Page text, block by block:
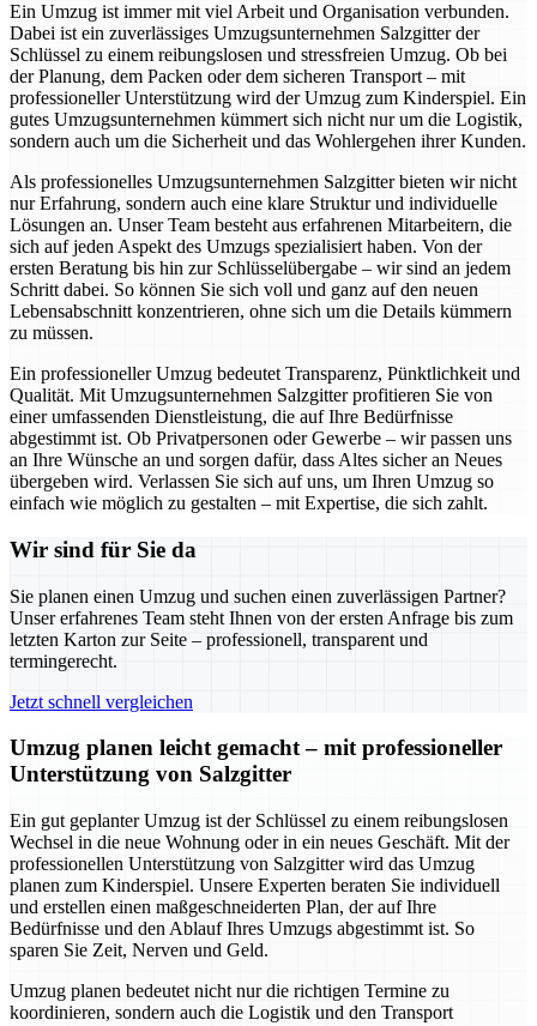
Ein Umzug ist immer mit viel Arbeit und Organisation verbunden.
Dabei ist ein zuverlässiges Umzugsunternehmen Salzgitter der
Schlüssel zu einem reibungslosen und stressfreien Umzug. Ob bei
der Planung, dem Packen oder dem sicheren Transport – mit
professioneller Unterstützung wird der Umzug zum Kinderspiel. Ein
gutes Umzugsunternehmen kümmert sich nicht nur um die Logistik,
sondern auch um die Sicherheit und das Wohlergehen ihrer Kunden.
Als professionelles Umzugsunternehmen Salzgitter bieten wir nicht
nur Erfahrung, sondern auch eine klare Struktur und individuelle
Lösungen an. Unser Team besteht aus erfahrenen Mitarbeitern, die
sich auf jeden Aspekt des Umzugs spezialisiert haben. Von der
ersten Beratung bis hin zur Schlüsselübergabe – wir sind an jedem
Schritt dabei. So können Sie sich voll und ganz auf den neuen
Lebensabschnitt konzentrieren, ohne sich um die Details kümmern
zu müssen.
Ein professioneller Umzug bedeutet Transparenz, Pünktlichkeit und
Qualität. Mit Umzugsunternehmen Salzgitter profitieren Sie von
einer umfassenden Dienstleistung, die auf Ihre Bedürfnisse
abgestimmt ist. Ob Privatpersonen oder Gewerbe – wir passen uns
an Ihre Wünsche an und sorgen dafür, dass Altes sicher an Neues
übergeben wird. Verlassen Sie sich auf uns, um Ihren Umzug so
einfach wie möglich zu gestalten – mit Expertise, die sich zahlt.
Wir sind für Sie da
Sie planen einen Umzug und suchen einen zuverlässigen Partner?
Unser erfahrenes Team steht Ihnen von der ersten Anfrage bis zum
letzten Karton zur Seite – professionell, transparent und
termingerecht.
Jetzt schnell vergleichen
Umzug planen leicht gemacht – mit professioneller
Unterstützung von Salzgitter
Ein gut geplanter Umzug ist der Schlüssel zu einem reibungslosen
Wechsel in die neue Wohnung oder in ein neues Geschäft. Mit der
professionellen Unterstützung von Salzgitter wird das Umzug
planen zum Kinderspiel. Unsere Experten beraten Sie individuell
und erstellen einen maßgeschneiderten Plan, der auf Ihre
Bedürfnisse und den Ablauf Ihres Umzugs abgestimmt ist. So
sparen Sie Zeit, Nerven und Geld.
Umzug planen bedeutet nicht nur die richtigen Termine zu
koordinieren, sondern auch die Logistik und den Transport